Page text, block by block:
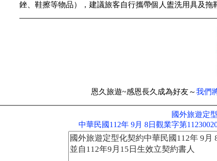
銼、鞋擦等物品），建議旅客自行攜帶個人盥洗用具及拖
恩久旅遊~感恩長久成為好友～我們
國外旅遊定
中華民國112年 9月 8日觀業字第